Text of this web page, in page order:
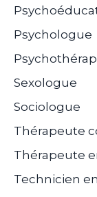
Psychologue
Sexologue
Sociologue
Thérapeute
Thérapeute
Technicien